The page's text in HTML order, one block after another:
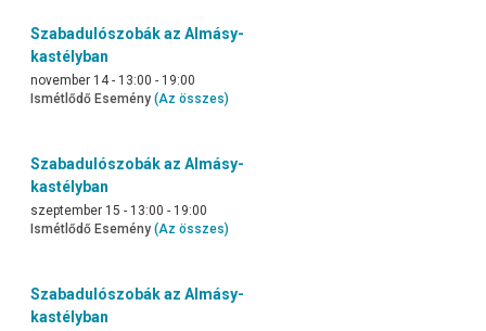
Szabadulószobák az Almásy-
kastélyban
november 14 - 13:00 - 19:00
Ismétlődő Esemény (Az összes)
Szabadulószobák az Almásy-
kastélyban
szeptember 15 - 13:00 - 19:00
Ismétlődő Esemény (Az összes)
Szabadulószobák az Almásy-
kastélyban